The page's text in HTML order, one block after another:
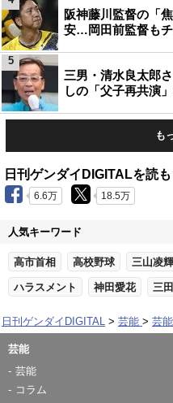
阪神藤川監督の「
安…岡田前監督もチ
三男・清水良太郎
しの「父子再共演
5
も
日刊ゲンダイDIGITALを読も
6.6万 18.5万
人気キーワード
高市首相 高校野球 三山凌輝
ハラスメント 神田愛花 三
日刊ゲンダイDIGITAL 芸能 芸
芸能
芸能
コラム